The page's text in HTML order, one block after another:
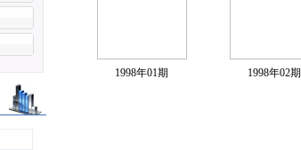
1998年01期 1998年02期